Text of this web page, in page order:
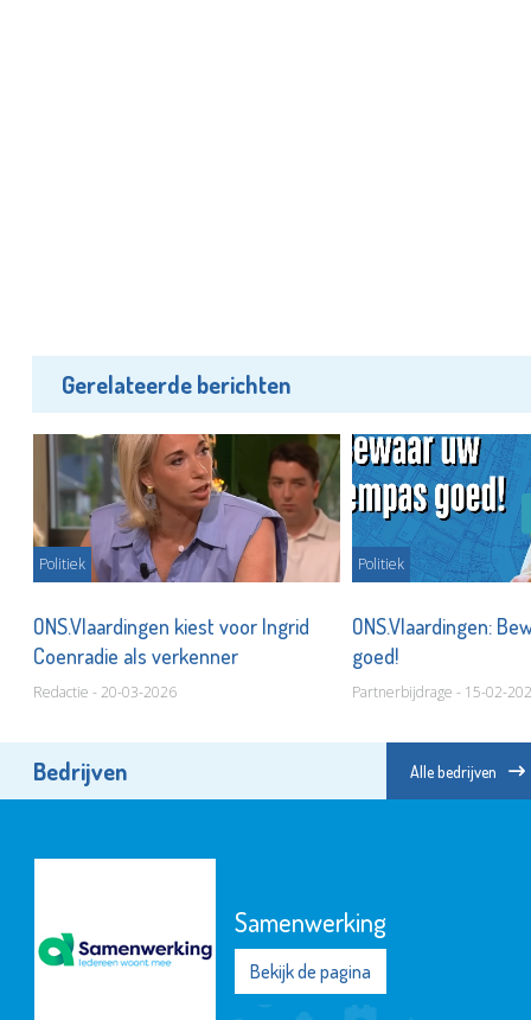
Gerelateerde berichten
Politiek
ONS.Vlaardingen kiest voor Ingrid
Coenradie als verkenner
Redactie - 20-03-2026
Politiek
ONS.Vlaardingen:
goed!
Partnerbijdrage - 15-02-
Bedrijven Alle bedrijven
Samenwerking
Bekijk de pagina